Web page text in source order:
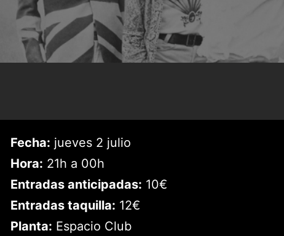
Fecha: jueves 2 julio
Hora: 21h a 00h
Entradas anticipadas: 10€
Entradas taquilla: 12€
Planta: Espacio Club